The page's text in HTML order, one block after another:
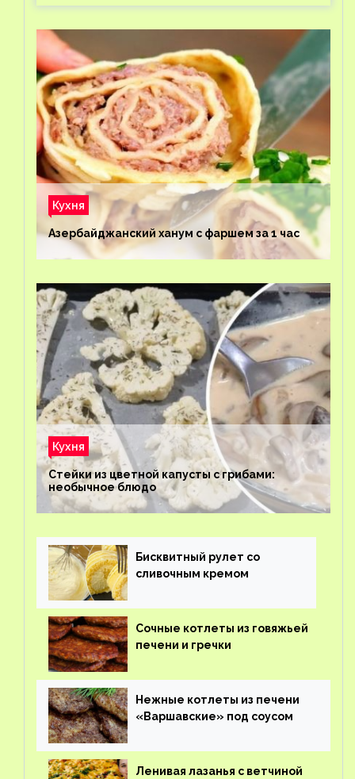
Кухня
Азербайджанский ханум с фаршем за 1 час
Кухня
Стейки из цветной капусты с грибами:
необычное блюдо
Бисквитный рулет со
сливочным кремом
Сочные котлеты из говяжьей
печени и гречки
Нежные котлеты из печени
«Варшавские» под соусом
Ленивая лазанья с ветчиной